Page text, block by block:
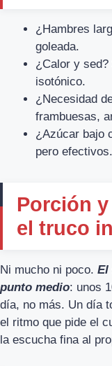
¿Hambres
goleada.
¿Calor y
isotónico.
¿Necesidad
frambuesas,
¿Azúcar bajo
pero efectivos.
Porción
el truco
Ni mucho ni poco. El
punto medio: unos
día, no más. Un día
el ritmo que pide el
la escucha fina al